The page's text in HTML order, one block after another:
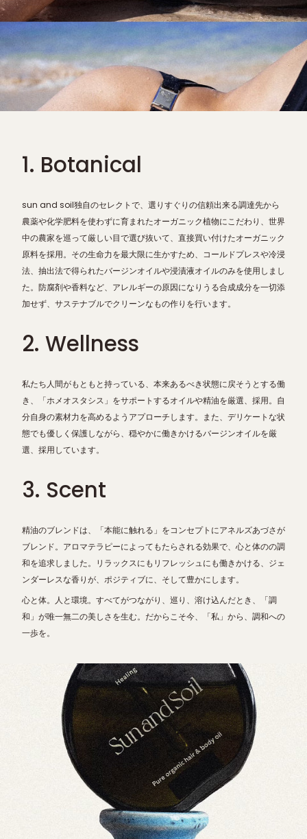
1. Botanical
sun and soil独自のセレクトで、選りすぐりの信頼出来る調達先から
農薬や化学肥料を使わずに育まれたオーガニック植物にこだわり、世界
中の農家を巡って厳しい目で選び抜いて、直接買い付けたオーガニック
原料を採用。その生命力を最大限に生かすため、コールドプレスや冷浸
法、抽出法で得られたバージンオイルや浸漬液オイルのみを使用しまし
た。防腐剤や香料など、アレルギーの原因になりうる合成成分を一切添
加せず、サステナブルでクリーンなもの作りを行います。
2. Wellness
私たち人間がもともと持っている、本来あるべき状態に戻そうとする働
き、「ホメオスタシス」をサポートするオイルや精油を厳選、採用。自
分自身の素材力を高めるようアプローチします。また、デリケートな状
態でも優しく保護しながら、穏やかに働きかけるバージンオイルを厳
選、採用しています。
3. Scent
精油のブレンドは、「本能に触れる」をコンセプトにアネルズあづさが
ブレンド。アロマテラピーによってもたらされる効果で、心と体のの調
和を追求しました。リラックスにもリフレッシュにも働きかける、ジェ
ンダーレスな香りが、ポジティブに、そして豊かにします。
心と体。人と環境。すべてがつながり、巡り、溶け込んだとき、「調
和」が唯一無二の美しさを生む。だからこそ今、「私」から、調和への
一歩を。